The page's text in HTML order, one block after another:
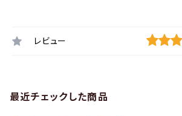
レビュー
最近チェックした商品